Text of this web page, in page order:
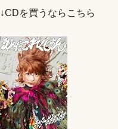
↓CDを買うならこちら